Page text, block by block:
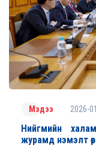
Мэдээ 2026-
Нийгмийн
журамд нэмэлт